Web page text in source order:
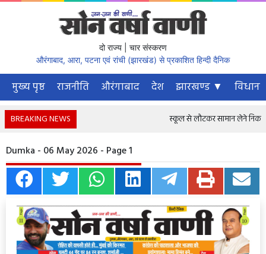
दो राज्य | चार संस्करण
औरंगाबाद, आरा, पटना एवं रांची (झारखंड) से प्रकाशित हिन्दी दैनिक
मुख्य पृष्ठ राजनीति औरंगाबाद देश झारखण्ड ▼
BREAKING NEWS स्कूल से लौटकर सामान लेने
Dumka - 06 May 2026 - Page 1